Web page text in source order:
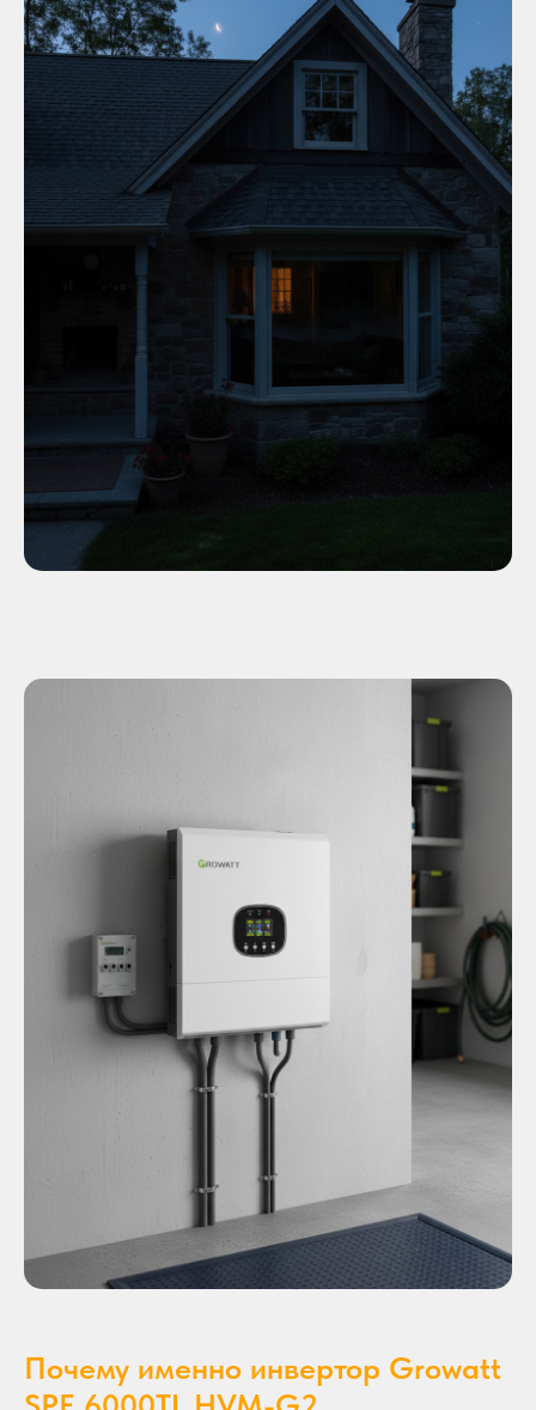
Почему именно инвертор Growatt